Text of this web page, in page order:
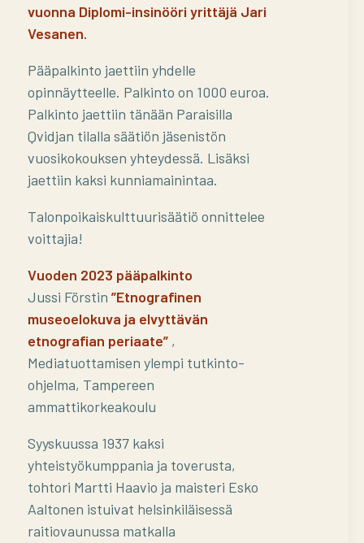
vuonna Diplomi-insinööri yrittäjä Jari
Vesanen.
Pääpalkinto jaettiin yhdelle
opinnäytteelle. Palkinto on 1000 euroa.
Palkinto jaettiin tänään Paraisilla
Qvidjan tilalla säätiön jäsenistön
vuosikokouksen yhteydessä. Lisäksi
jaettiin kaksi kunniamainintaa.
Talonpoikaiskulttuurisäätiö onnittelee
voittajia!
Vuoden 2023 pääpalkinto
Jussi Förstin”Etnografinen
museoelokuva ja elvyttävän
etnografian periaate” ,
Mediatuottamisen ylempi tutkinto-
ohjelma, Tampereen
ammattikorkeakoulu
Syyskuussa 1937 kaksi
yhteistyökumppania ja toverusta,
tohtori Martti Haavio ja maisteri Esko
Aaltonen istuivat helsinkiläisessä
raitiovaunussa matkalla